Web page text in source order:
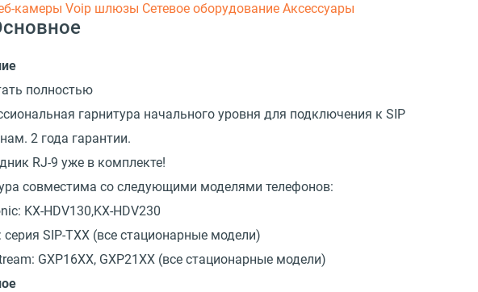
камеры Voip шлюзы Сетевое оборудование Аксессуары
полностью
гарнитура начального уровня для подключения к SIP
2 года гарантии.
RJ-9 уже в комплекте!
совместима со следующими моделями телефонов:
KX-HDV130,KX-HDV230
серия SIP-TXX (все стационарные модели)
GXP16XX, GXP21XX (все стационарные модели)